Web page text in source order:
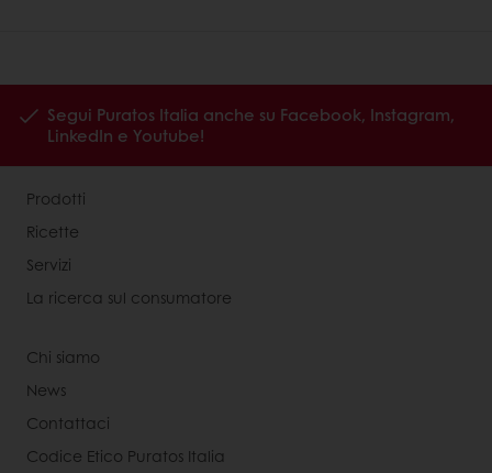
Segui Puratos Italia anche su Facebook, Instagram,
LinkedIn e Youtube!
Prodotti
Ricette
Servizi
La ricerca sul consumatore
Chi siamo
News
Contattaci
Codice Etico Puratos Italia